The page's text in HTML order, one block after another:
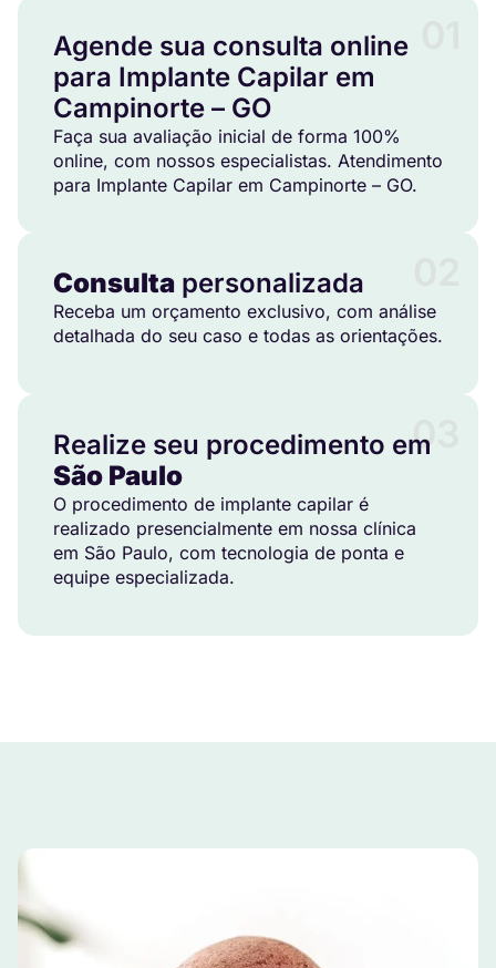
Agende sua consulta online
para Implante Capilar em
Campinorte – GO
Faça sua avaliação inicial de forma 100%
online, com nossos especialistas. Atendimento
para Implante Capilar em Campinorte – GO.
Consulta personalizada
Receba um orçamento exclusivo, com análise
detalhada do seu caso e todas as orientações.
03
Realize seu procedimento em
São Paulo
O procedimento de implante capilar é
realizado presencialmente em nossa clínica
em São Paulo, com tecnologia de ponta e
equipe especializada.